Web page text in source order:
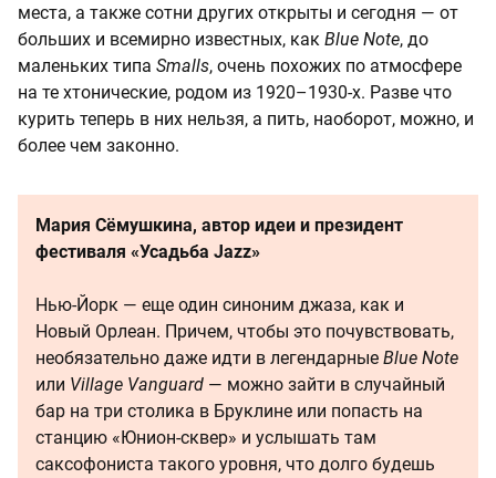
места, а также сотни других открыты и сегодня — от
больших и всемирно известных, как Blue Note, до
маленьких типа Smalls, очень похожих по атмосфере
на те хтонические, родом из 1920–1930-х. Разве что
курить теперь в них нельзя, а пить, наоборот, можно, и
более чем законно.
Мария Сёмушкина, автор идеи и президент
фестиваля «Усадьба Jazz»
Нью-Йорк — еще один синоним джаза, как и
Новый Орлеан. Причем, чтобы это почувствовать,
необязательно даже идти в легендарные Blue Note
или Village Vanguard — можно зайти в случайный
бар на три столика в Бруклине или попасть на
станцию «Юнион-сквер» и услышать там
саксофониста такого уровня, что долго будешь